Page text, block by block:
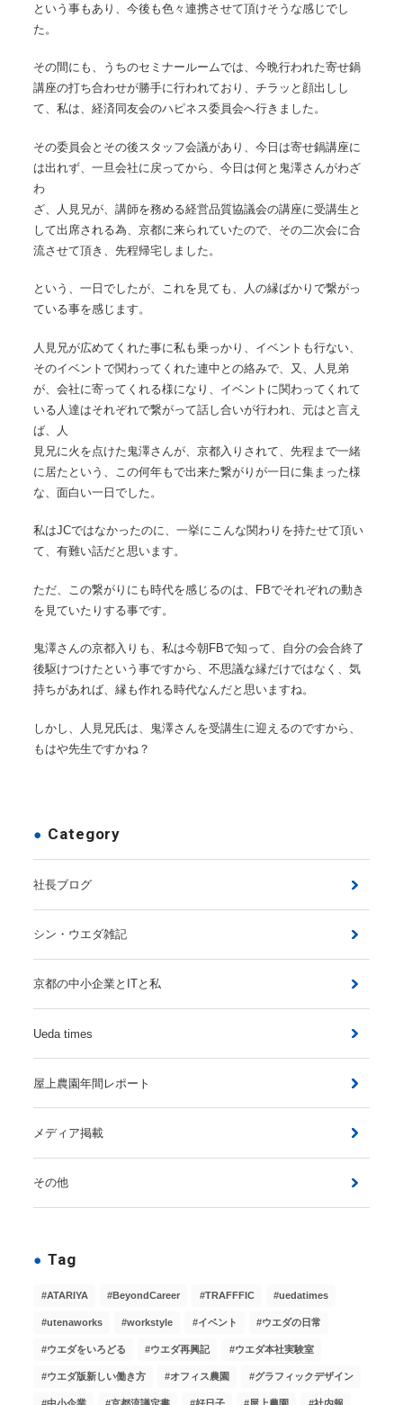
という事もあり、今後も色々連携させて頂けそうな感じでし
た。
その間にも、うちのセミナールームでは、今晩行われた寄せ鍋
講座の打ち合わせが勝手に行われており、チラッと顔出しし
て、私は、経済同友会のハピネス委員会へ行きました。
その委員会とその後スタッフ会議があり、今日は寄せ鍋講座に
は出れず、一旦会社に戻ってから、今日は何と鬼澤さんがわざ
わ
ざ、人見兄が、講師を務める経営品質協議会の講座に受講生と
して出席される為、京都に来られていたので、その二次会に合
流させて頂き、先程帰宅しました。
という、一日でしたが、これを見ても、人の縁ばかりで繋がっ
ている事を感じます。
人見兄が広めてくれた事に私も乗っかり、イベントも行ない、
そのイベントで関わってくれた連中との絡みで、又、人見弟
が、会社に寄ってくれる様になり、イベントに関わってくれて
いる人達はそれぞれで繋がって話し合いが行われ、元はと言え
ば、人
見兄に火を点けた鬼澤さんが、京都入りされて、先程まで一緒
に居たという、この何年もで出来た繋がりが一日に集まった様
な、面白い一日でした。
私はJCではなかったのに、一挙にこんな関わりを持たせて頂い
て、有難い話だと思います。
ただ、この繋がりにも時代を感じるのは、FBでそれぞれの動き
を見ていたりする事です。
鬼澤さんの京都入りも、私は今朝FBで知って、自分の会合終了
後駆けつけたという事ですから、不思議な縁だけではなく、気
持ちがあれば、縁も作れる時代なんだと思いますね。
しかし、人見兄氏は、鬼澤さんを受講生に迎えるのですから、
もはや先生ですかね？
Category
社長ブログ
シン・ウエダ雑記
京都の中小企業とITと私
Ueda times
屋上農園年間レポート
メディア掲載
その他
Tag
ATARIYA BeyondCareer TRAFFFIC uedatimes
utenaworks workstyle イベント ウエダの日常
ウエダをいろどる ウエダ再興記 ウエダ本社実験室
ウエダ版新しい働き方 オフィス農園 グラフィックデザイン